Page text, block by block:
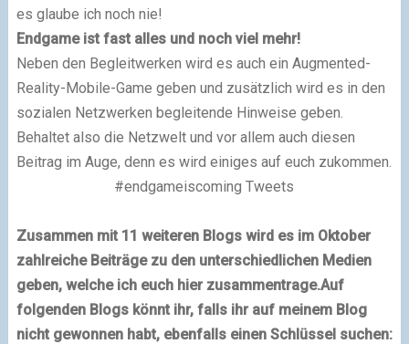
es glaube ich noch nie!
Endgame ist fast alles und noch viel mehr!
Neben den Begleitwerken wird es auch ein Augmented-
Reality-Mobile-Game geben und zusätzlich wird es in den
sozialen Netzwerken begleitende Hinweise geben.
Behaltet also die Netzwelt und vor allem auch diesen
Beitrag im Auge, denn es wird einiges auf euch zukommen.
#endgameiscoming Tweets
Zusammen mit 11 weiteren Blogs wird es im Oktober
zahlreiche Beiträge zu den unterschiedlichen Medien
geben, welche ich euch hier zusammentrage.Auf
folgenden Blogs könnt ihr, falls ihr auf meinem Blog
nicht gewonnen habt, ebenfalls einen Schlüssel suchen: